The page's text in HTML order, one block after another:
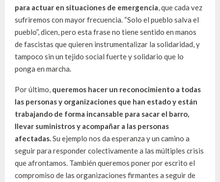
para actuar en situaciones de emergencia, que cada vez
sufriremos con mayor frecuencia. “Solo el pueblo salva el
pueblo”, dicen, pero esta frase no tiene sentido en manos
de fascistas que quieren instrumentalizar la solidaridad, y
tampoco sin un tejido social fuerte y solidario que lo
ponga en marcha.
Por último, queremos hacer un reconocimiento a todas
las personas y organizaciones que han estado y están
trabajando de forma incansable para sacar el barro,
llevar suministros y acompañar a las personas
afectadas.Su ejemplo nos da esperanza y un camino a
seguir para responder colectivamente a las múltiples crisis
que afrontamos. También queremos poner por escrito el
compromiso de las organizaciones firmantes a seguir de